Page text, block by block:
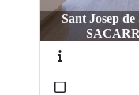
Sant Joan de
MIQUEL DE